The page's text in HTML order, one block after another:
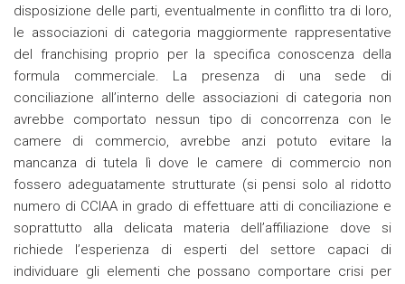
disposizione delle parti, eventualmente in conflitto tra di loro,
le associazioni di categoria maggiormente rappresentative
del franchising proprio per la specifica conoscenza della
formula commerciale. La presenza di una sede di
conciliazione all’interno delle associazioni di categoria non
avrebbe comportato nessun tipo di concorrenza con le
camere di commercio, avrebbe anzi potuto evitare la
mancanza di tutela lì dove le camere di commercio non
fossero adeguatamente strutturate (si pensi solo al ridotto
numero di CCIAA in grado di effettuare atti di conciliazione e
soprattutto alla delicata materia dell’affiliazione dove si
richiede l’esperienza di esperti del settore capaci di
individuare gli elementi che possano comportare crisi per